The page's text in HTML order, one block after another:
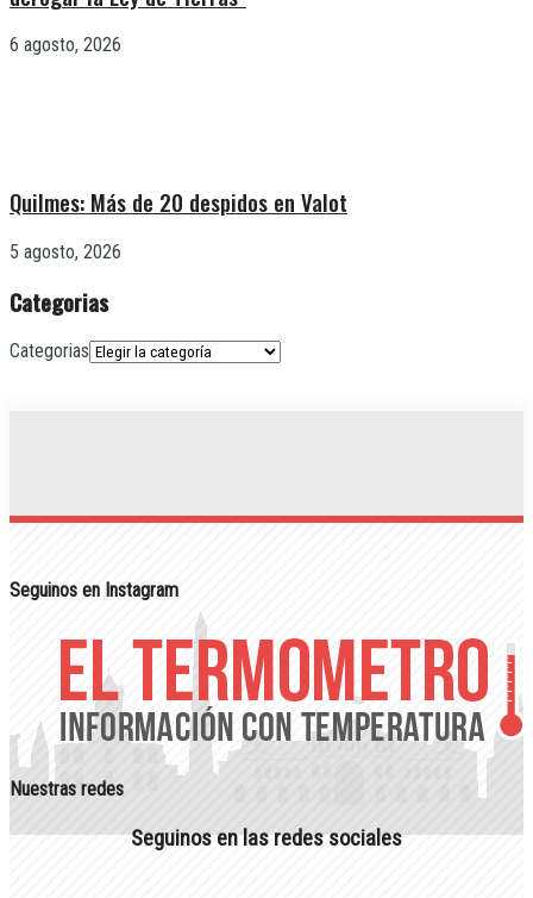
6 agosto, 2026
Quilmes: Más de 20 despidos en Valot
5 agosto, 2026
Categorias
Categorias
Seguinos en Instagram
Nuestras redes
Seguinos en las redes sociales